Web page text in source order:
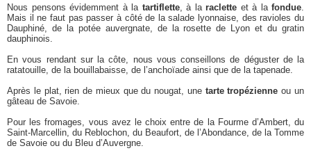
Nous pensons évidemment à la tartiflette, à la raclette et à la fondue.
Mais il ne faut pas passer à côté de la salade lyonnaise, des ravioles du
Dauphiné, de la potée auvergnate, de la rosette de Lyon et du gratin
dauphinois.
En vous rendant sur la côte, nous vous conseillons de déguster de la
ratatouille, de la bouillabaisse, de l’anchoïade ainsi que de la tapenade.
Après le plat, rien de mieux que du nougat, une tarte tropézienne ou un
gâteau de Savoie.
Pour les fromages, vous avez le choix entre de la Fourme d’Ambert, du
Saint-Marcellin, du Reblochon, du Beaufort, de l’Abondance, de la Tomme
de Savoie ou du Bleu d’Auvergne.